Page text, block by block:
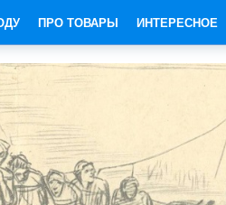
ПРО ТОВАРЫ ИНТЕРЕСНОЕ